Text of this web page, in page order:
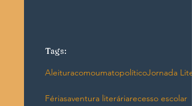
Tags:
AleituracomoumatopolíticoJornada
Fériasaventura literáriarecesso escolar